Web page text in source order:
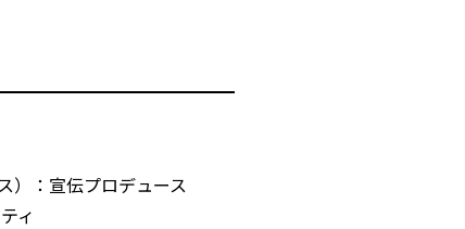
）：宣伝プロデュース
ィ